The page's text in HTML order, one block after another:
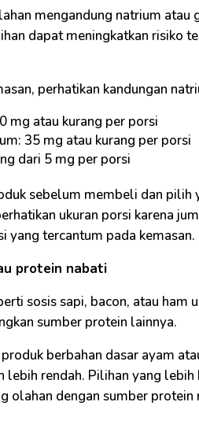
mengandung natrium
dapat meningkatkan risiko
perhatikan kandungan
mg atau kurang per porsi
35 mg atau kurang per porsi
dari 5 mg per porsi
sebelum membeli dan pilih
ukuran porsi karena
yang tercantum pada kemasan.
protein nabati
sosis sapi, bacon, atau ham
sumber protein lainnya.
berbahan dasar ayam
lebih rendah. Pilihan yang
olahan dengan sumber